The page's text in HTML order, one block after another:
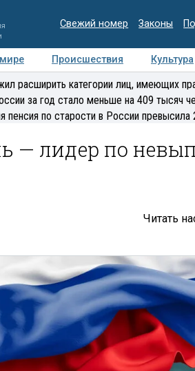
Свежий номер Законы
Происшествия Культура
Медиацентр Интервью
расширить категории лиц, имеющих
за год стало меньше на 409 тысяч
пенсия по старости в России превысила
— лидер по
Читать